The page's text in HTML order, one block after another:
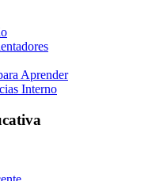
Aprender
Interno